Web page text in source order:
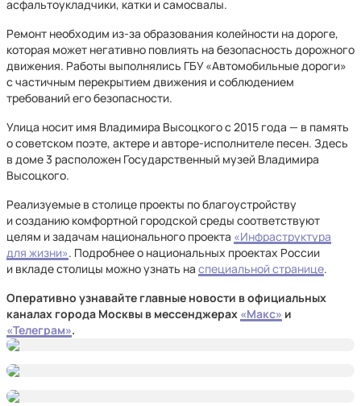
асфальтоукладчики, катки и самосвалы.
Ремонт необходим из-за образования колейности на дороге,
которая может негативно повлиять на безопасность дорожного
движения. Работы выполнялись ГБУ «Автомобильные дороги»
с частичным перекрытием движения и соблюдением
требований его безопасности.
Улица носит имя Владимира Высоцкого с 2015 года — в память
о советском поэте, актере и авторе-исполнителе песен. Здесь
в доме 3 расположен Государственный музей Владимира
Высоцкого.
Реализуемые в столице проекты по благоустройству
и созданию комфортной городской среды соответствуют
целям и задачам национального проекта «Инфраструктура
для жизни». Подробнее о национальных проектах России
и вкладе столицы можно узнать на специальной странице.
Оперативно узнавайте главные новости в официальных
каналах города Москвы в мессенджерах «Макс» и
«Телеграм».